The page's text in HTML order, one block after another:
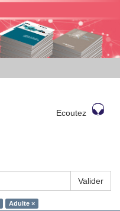
Ecoutez
Valider
Adulte ×